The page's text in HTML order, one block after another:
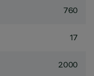
760
17
2000